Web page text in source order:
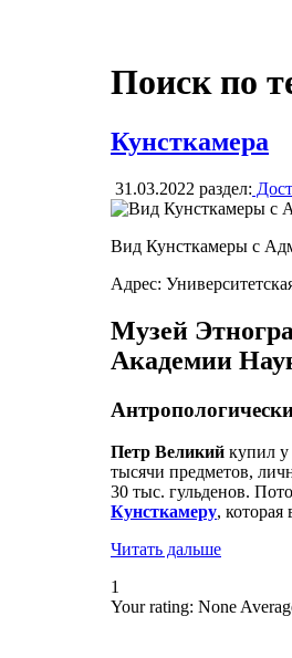
Поиск по
Кунсткамера
31.03.2022 раздел:
Вид Кунсткамеры с
Адрес:
Музей
Академии
Петр Великий купил у
тысячи предметов,
30 тыс. гульденов.
Кунсткамеру,
Читать дальше
1
Your rating: None